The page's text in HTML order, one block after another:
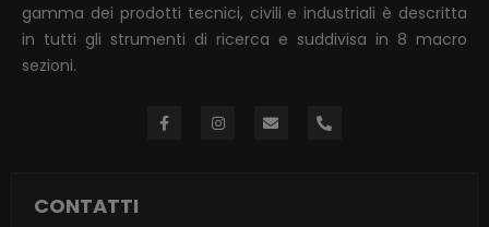
gamma dei prodotti tecnici, civili e industriali è descritta
in tutti gli strumenti di ricerca e suddivisa in 8 macro
sezioni.
CONTATTI